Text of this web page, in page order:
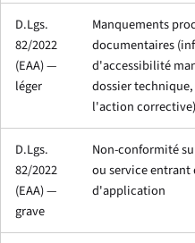
D.Lgs.
82/2022
(EAA) —
léger
Manquements
documentaires
d'accessibilité
dossier
l'action corrective)
D.Lgs.
82/2022
(EAA) —
grave
Non-conformité
ou service entrant
d'application